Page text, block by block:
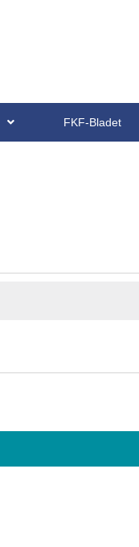
FKF-Bladet